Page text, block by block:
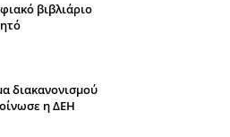
βιβλιάριο
διακανονισμού
η ΔΕΗ